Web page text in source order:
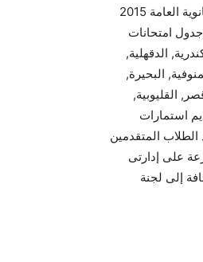
ننشر الان علي موجز مصر , ننشر لكم جدول مواعيد امتحانات الثانوية العامة جدول امتحانات الثانوية العامة 2015
النهائي لمواعيد امتحانات الثانوية العامة 2015 كامل ، جدول امتحانات
الإسكندرية, الدقهلية,
البحيرة,
القليوبية,
استمارات
الطلاب المتقدمين
فى 12 لجنة امتحانية موزعة على إدارتى
جنوب بالإضافة إلى لجنة